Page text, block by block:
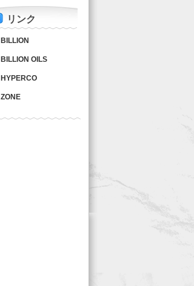
リンク
BILLION
BILLION OILS
HYPERCO
ZONE